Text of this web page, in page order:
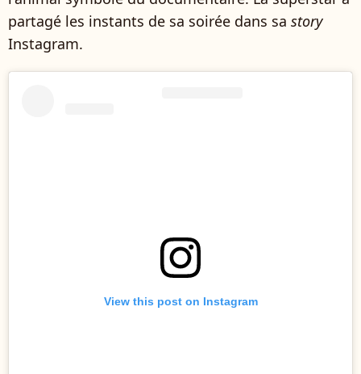
partagé les instants de sa soirée dans sa story
Instagram.
View this post on Instagram